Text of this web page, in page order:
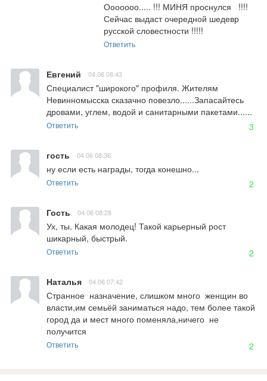
Ооооооо..... !!! МИНЯ проснулся   !!!!
Сейчас выдаст очередной шедевр
русской словестности !!!!!
Ответить
Евгений 04.06 08:43
Специалист "широкого" профиля. Жителям
Невинномысска сказачно повезло......Запасайтесь
дровами, углем, водой и санитарными пакетами......
Ответить 3
гость 04.06 08:36
ну если есть награды, тогда конешно...
Ответить 2
Гость 04.06 08:28
Ух, ты. Какая молодец! Такой карьерный рост
шикарный, быстрый.
Ответить 2
Наталья 04.06 07:42
Странное  назначение, слишком много  женщин во
власти,им семьёй заниматься надо, тем более такой
город да и мест много поменяла,ничего  не
получится
Ответить 2